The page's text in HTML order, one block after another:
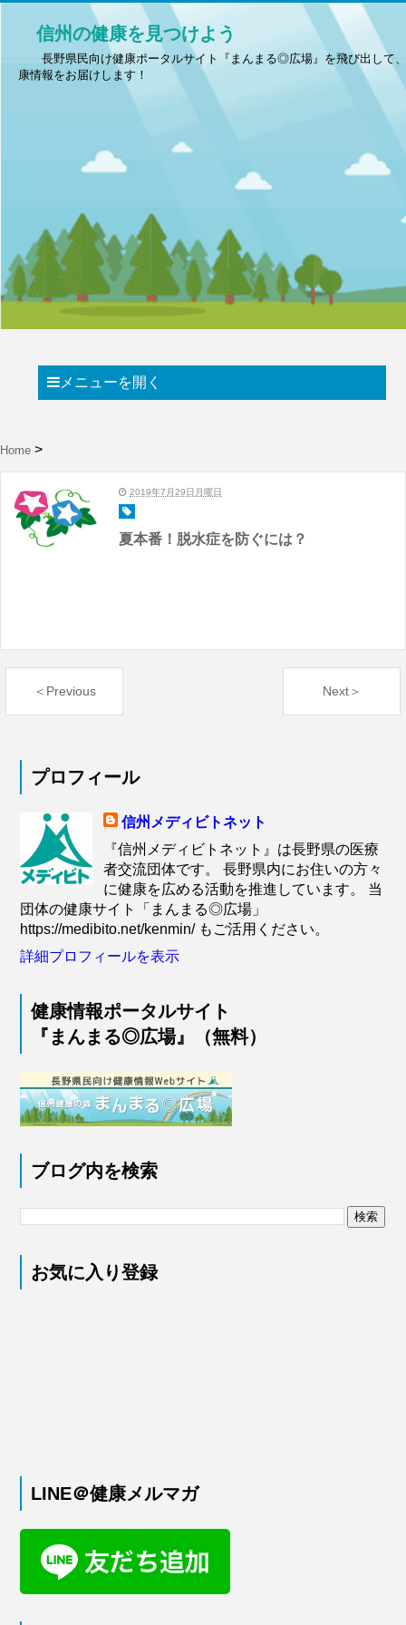
信州の健康を見つけよう
長野県民向け健康ポータルサイト『まんまる◎広場』を飛び出して
康情報をお届けします！
メニューを開く
Home
2019年7月29日月曜日
夏本番！脱水症を防ぐには？
＜Previous Next＞
プロフィール
信州メディビトネット
『信州メディビトネット』は長野県の医療
者交流団体です。 長野県内にお住いの方々
に健康を広める活動を推進しています。 当
団体の健康サイト「まんまる◎広場」
https://medibito.net/kenmin/ もご活用ください。
詳細プロフィールを表示
健康情報ポータルサイト
『まんまる◎広場』（無料）
ブログ内を検索
お気に入り登録
LINE＠健康メルマガ